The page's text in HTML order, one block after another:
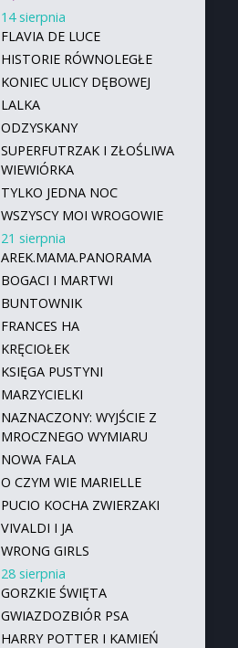
14 sierpnia
FLAVIA DE LUCE
HISTORIE RÓWNOLEGŁE
KONIEC ULICY DĘBOWEJ
LALKA
ODZYSKANY
SUPERFUTRZAK I ZŁOŚLIWA
WIEWIÓRKA
TYLKO JEDNA NOC
WSZYSCY MOI WROGOWIE
21 sierpnia
AREK.MAMA.PANORAMA
BOGACI I MARTWI
BUNTOWNIK
FRANCES HA
KRĘCIOŁEK
KSIĘGA PUSTYNI
MARZYCIELKI
NAZNACZONY: WYJŚCIE Z
MROCZNEGO WYMIARU
NOWA FALA
O CZYM WIE MARIELLE
PUCIO KOCHA ZWIERZAKI
VIVALDI I JA
WRONG GIRLS
28 sierpnia
GORZKIE ŚWIĘTA
GWIAZDOZBIÓR PSA
HARRY POTTER I KAMIEŃ